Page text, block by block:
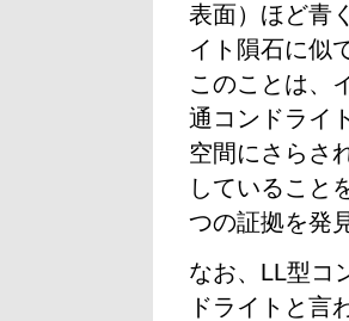
表面）ほど青
イト隕石に似
このことは、
通コンドライ
空間にさらさ
していること
つの証拠を発
なお、LL型コ
ドライトと言